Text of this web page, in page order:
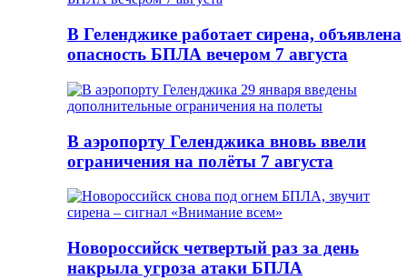
В Геленджике работает сирена, объявлена
опасность БПЛА вечером 7 августа
В аэропорту Геленджика вновь ввели
ограничения на полёты 7 августа
Новороссийск четвертый раз за день
накрыла угроза атаки БПЛА